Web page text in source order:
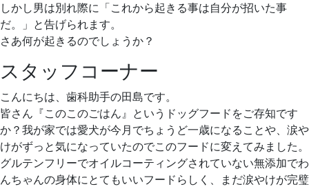
しかし男は別れ際に「これから起きる事は自分が招いた事
だ。」と告げられます。
さあ何が起きるのでしょうか？
スタッフコーナー
こんにちは、歯科助手の田島です。
皆さん『このこのごはん』というドッグフードをご存知です
か？我が家では愛犬が今月でちょうど一歳になることや、涙や
けがずっと気になっていたのでこのフードに変えてみました。
グルテンフリーでオイルコーティングされていない無添加でわ
んちゃんの身体にとてもいいフードらしく、まだ涙やけが完璧